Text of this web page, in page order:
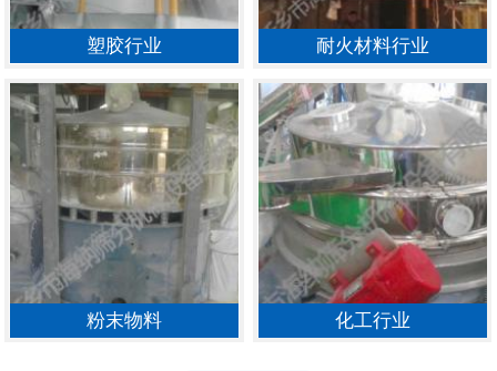
塑胶行业 耐火材料行业
粉末物料 化工行业